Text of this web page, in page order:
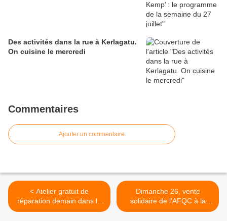
Des activités dans la rue à Kerlagatu.
On cuisine le mercredi
Commentaires
Ajouter un commentaire
< Atelier gratuit de
réparation demain dans le
hall du centre commercial
Dimanche 26, vente
solidaire de l'AFQC à la
MPT de Penhars (rappel) >